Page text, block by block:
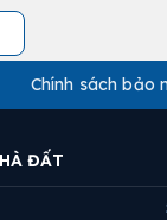
Chính sách bảo
ĐẤT